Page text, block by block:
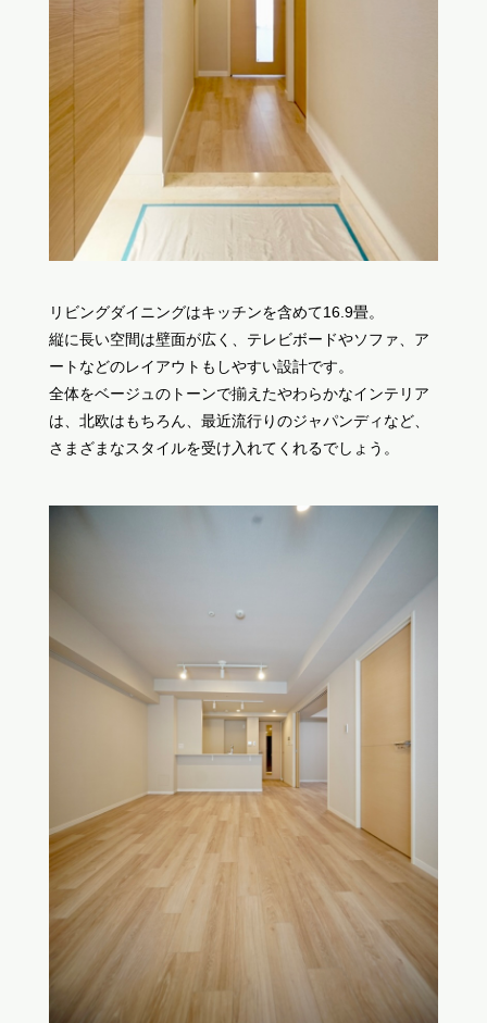
リビングダイニングはキッチンを含めて16.9畳。
縦に長い空間は壁面が広く、テレビボードやソファ、ア
ートなどのレイアウトもしやすい設計です。
全体をベージュのトーンで揃えたやわらかなインテリア
は、北欧はもちろん、最近流行りのジャパンディなど、
さまざまなスタイルを受け入れてくれるでしょう。